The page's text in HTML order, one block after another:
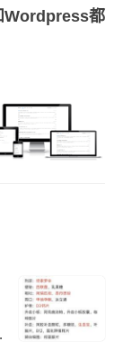
Wordpress都